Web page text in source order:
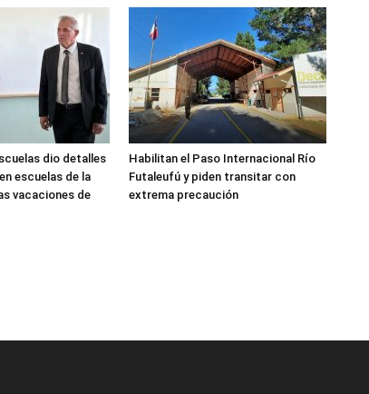
dio detalles
escuelas de la
vacaciones de
Habilitan el Paso Internacional Río
Futaleufú y piden transitar con
extrema precaución